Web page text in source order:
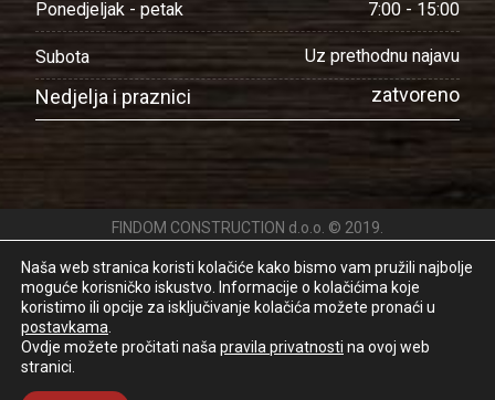
Ponedjeljak - petak 7:00 - 15:00
Subota Uz prethodnu najavu
Nedjelja i praznici zatvoreno
FINDOM CONSTRUCTION d.o.o. © 2019.
Pravila privatnosti
Naša web stranica koristi kolačiće kako bismo vam pružili najbolje
moguće korisničko iskustvo. Informacije o kolačićima koje
koristimo ili opcije za isključivanje kolačića možete pronaći u
postavkama
Ovdje možete pročitati naša pravila privatnosti na ovoj web
stranici.